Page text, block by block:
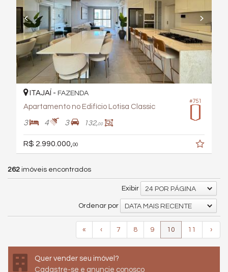
#751
ITAJAÍ - FAZENDA
Apartamento no Edifício Lotisa Classic
3 4 3 132,00
R$ 2.990.000, 00
262 imóveis encontrados
Exibir 24 POR PÁGINA
Ordenar por DATA MAIS RECENTE
« ‹ 7 8 9 10 11 ›
Quer vender seu imóvel?
Cadastre-se e anuncie conosco